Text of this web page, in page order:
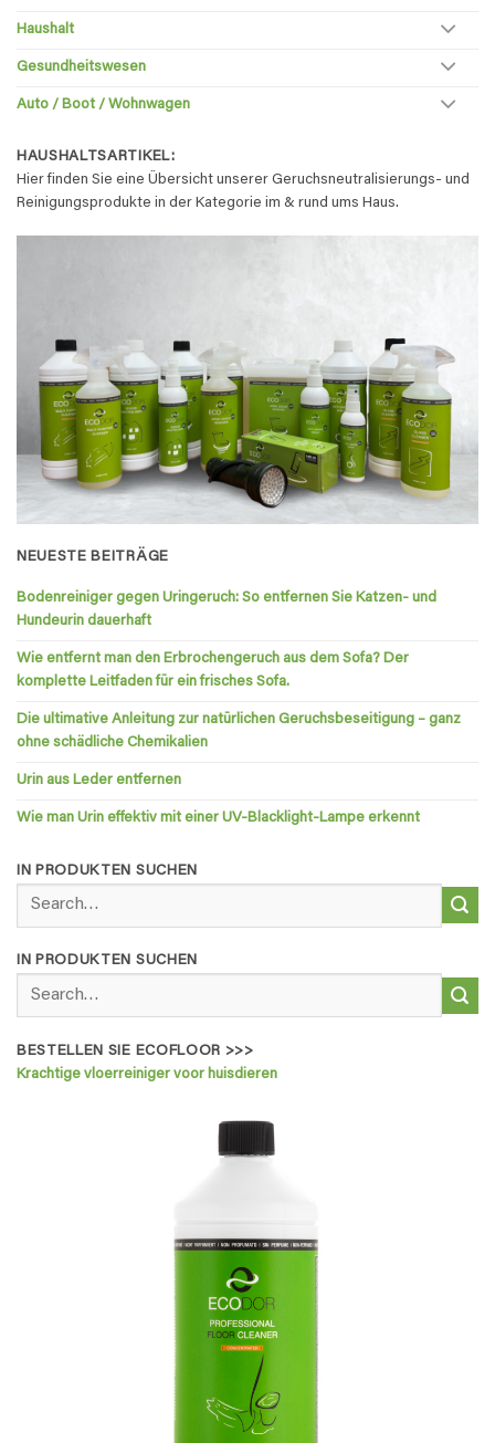
Haushalt
Gesundheitswesen
Auto / Boot / Wohnwagen
HAUSHALTSARTIKEL:
Hier finden Sie eine Übersicht unserer Geruchsneutralisierungs- und
Reinigungsprodukte in der Kategorie im & rund ums Haus.
NEUESTE BEITRÄGE
Bodenreiniger gegen Uringeruch: So entfernen Sie Katzen- und
Hundeurin dauerhaft
Wie entfernt man den Erbrochengeruch aus dem Sofa? Der
komplette Leitfaden für ein frisches Sofa.
Die ultimative Anleitung zur natürlichen Geruchsbeseitigung – ganz
ohne schädliche Chemikalien
Urin aus Leder entfernen
Wie man Urin effektiv mit einer UV-Blacklight-Lampe erkennt
IN PRODUKTEN SUCHEN
for:
IN PRODUKTEN SUCHEN
for:
BESTELLEN SIE ECOFLOOR >>>
Krachtige vloerreiniger voor huisdieren